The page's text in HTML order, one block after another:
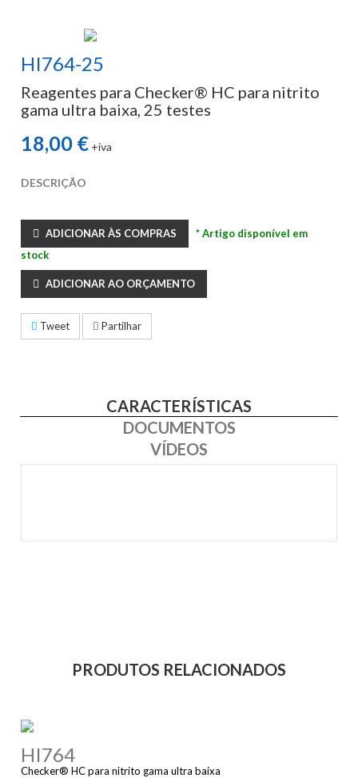
HI764-25
Reagentes para Checker® HC para nitrito
gama ultra baixa, 25 testes
18,00 € +iva
DESCRIÇÃO
ADICIONAR ÀS COMPRAS
* Artigo disponível em
stock
ADICIONAR AO ORÇAMENTO
Tweet Partilhar
CARACTERÍSTICAS
DOCUMENTOS
VÍDEOS
PRODUTOS RELACIONADOS
HI764
Checker® HC para nitrito gama ultra baixa